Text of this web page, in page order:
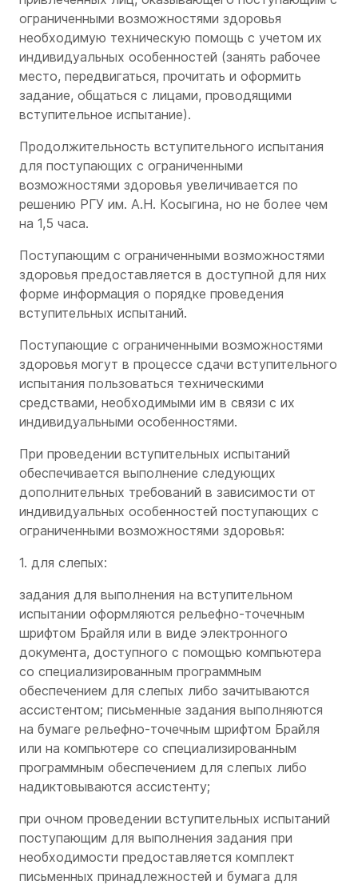
ограниченными возможностями здоровья
необходимую техническую помощь с учетом их
индивидуальных особенностей (занять рабочее
место, передвигаться, прочитать и оформить
задание, общаться с лицами, проводящими
вступительное испытание).
Продолжительность вступительного испытания
для поступающих с ограниченными
возможностями здоровья увеличивается по
решению РГУ им. А.Н. Косыгина, но не более чем
на 1,5 часа.
Поступающим с ограниченными возможностями
здоровья предоставляется в доступной для них
форме информация о порядке проведения
вступительных испытаний.
Поступающие с ограниченными возможностями
здоровья могут в процессе сдачи вступительного
испытания пользоваться техническими
средствами, необходимыми им в связи с их
индивидуальными особенностями.
При проведении вступительных испытаний
обеспечивается выполнение следующих
дополнительных требований в зависимости от
индивидуальных особенностей поступающих с
ограниченными возможностями здоровья:
1. для слепых:
задания для выполнения на вступительном
испытании оформляются рельефно-точечным
шрифтом Брайля или в виде электронного
документа, доступного с помощью компьютера
со специализированным программным
обеспечением для слепых либо зачитываются
ассистентом; письменные задания выполняются
на бумаге рельефно-точечным шрифтом Брайля
или на компьютере со специализированным
программным обеспечением для слепых либо
надиктовываются ассистенту;
при очном проведении вступительных испытаний
поступающим для выполнения задания при
необходимости предоставляется комплект
письменных принадлежностей и бумага для